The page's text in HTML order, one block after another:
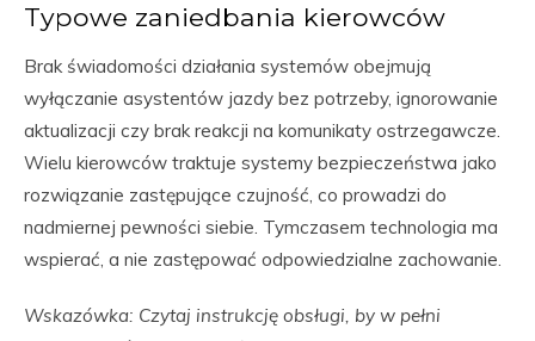
Typowe zaniedbania kierowców
Brak świadomości działania systemów obejmują
wyłączanie asystentów jazdy bez potrzeby, ignorowanie
aktualizacji czy brak reakcji na komunikaty ostrzegawcze.
Wielu kierowców traktuje systemy bezpieczeństwa jako
rozwiązanie zastępujące czujność, co prowadzi do
nadmiernej pewności siebie. Tymczasem technologia ma
wspierać, a nie zastępować odpowiedzialne zachowanie.
Wskazówka: Czytaj instrukcję obsługi, by w pełni